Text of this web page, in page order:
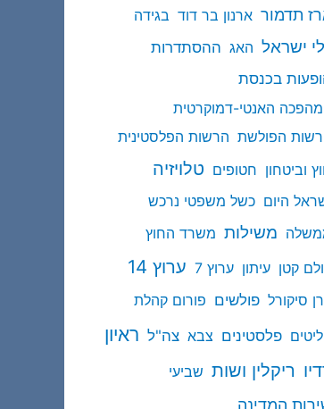
תדמור ארנון בר דוד בגידה
ישראל האג ההסתדרות
בכנסת
האנטי-דמוקרטית
הפולשת הרשות הפלסטינית
וביטחון חטופים טלויזיה
היום כשל משפטי נרכש
משילות משרד החוץ
קטן עיתון ערוץ 7 ערוץ 14
סיקורל פולשים פורום קהלת
פלסטינים צבא צה"ל ראיון
ריקלין ושות שביעי
המדינה